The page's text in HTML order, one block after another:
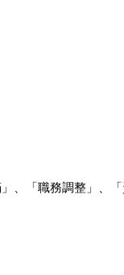
、「職務調整」、「